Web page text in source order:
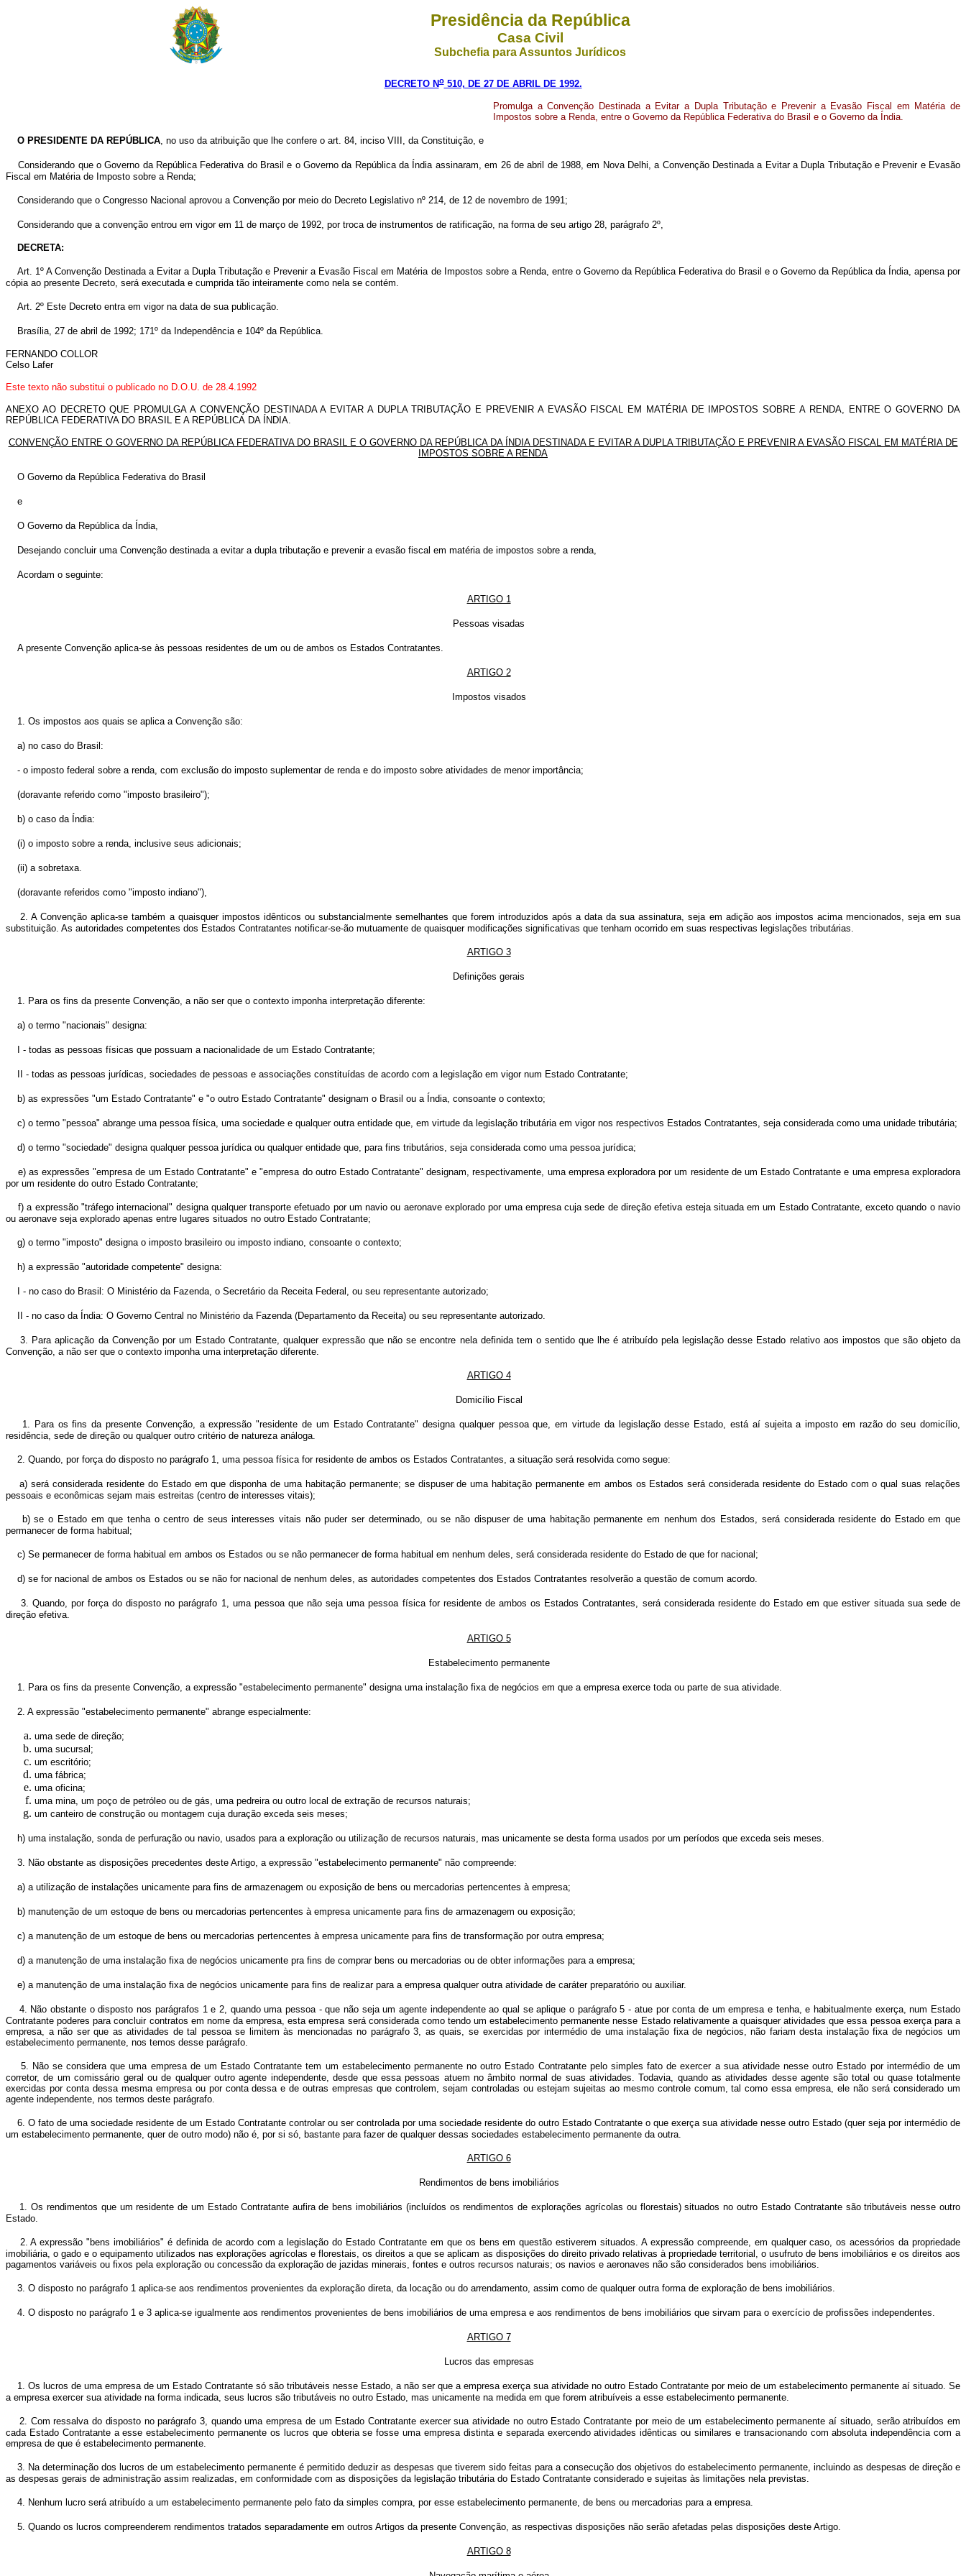
Presidência da República
Casa Civil
Subchefia para Assuntos Jurídicos
DECRETO No510, DE 27 DE ABRIL DE 1992.
Promulga a Convenção Destinada a Evitar a Dupla Tributação e Prevenir a Evasão Fiscal em Matéria de
Impostos sobre a Renda, entre o Governo da República Federativa do Brasil e o Governo da Índia.
O PRESIDENTE DA REPÚBLICA, no uso da atribuição que lhe confere o art. 84, inciso VIII, da Constituição, e
Considerando que o Governo da República Federativa do Brasil e o Governo da República da Índia assinaram, em 26 de abril de 1988, em Nova Delhi, a Convenção Destinada a Evitar a Dupla Tributação e Prevenir e Evasão
Fiscal em Matéria de Imposto sobre a Renda;
Considerando que o Congresso Nacional aprovou a Convenção por meio do Decreto Legislativo nº 214, de 12 de novembro de 1991;
Considerando que a convenção entrou em vigor em 11 de março de 1992, por troca de instrumentos de ratificação, na forma de seu artigo 28, parágrafo 2º,
DECRETA:
Art. 1º A Convenção Destinada a Evitar a Dupla Tributação e Prevenir a Evasão Fiscal em Matéria de Impostos sobre a Renda, entre o Governo da República Federativa do Brasil e o Governo da República da Índia, apensa por
cópia ao presente Decreto, será executada e cumprida tão inteiramente como nela se contém.
Art. 2º Este Decreto entra em vigor na data de sua publicação.
Brasília, 27 de abril de 1992; 171º da Independência e 104º da República.
FERNANDO COLLOR
Celso Lafer
Este texto não substitui o publicado no D.O.U. de 28.4.1992
ANEXO AO DECRETO QUE PROMULGA A CONVENÇÃO DESTINADA A EVITAR A DUPLA TRIBUTAÇÃO E PREVENIR A EVASÃO FISCAL EM MATÉRIA DE IMPOSTOS SOBRE A RENDA, ENTRE O GOVERNO DA
REPÚBLICA FEDERATIVA DO BRASIL E A REPÚBLICA DA ÍNDIA.
CONVENÇÃO ENTRE O GOVERNO DA REPÚBLICA FEDERATIVA DO BRASIL E O GOVERNO DA REPÚBLICA DA ÍNDIA DESTINADA E EVITAR A DUPLA TRIBUTAÇÃO E PREVENIR A EVASÃO FISCAL EM MATÉRIA DE
IMPOSTOS SOBRE A RENDA
O Governo da República Federativa do Brasil
e
O Governo da República da Índia,
Desejando concluir uma Convenção destinada a evitar a dupla tributação e prevenir a evasão fiscal em matéria de impostos sobre a renda,
Acordam o seguinte:
ARTIGO 1
Pessoas visadas
A presente Convenção aplica-se às pessoas residentes de um ou de ambos os Estados Contratantes.
ARTIGO 2
Impostos visados
1. Os impostos aos quais se aplica a Convenção são:
a) no caso do Brasil:
- o imposto federal sobre a renda, com exclusão do imposto suplementar de renda e do imposto sobre atividades de menor importância;
(doravante referido como "imposto brasileiro");
b) o caso da Índia:
(i) o imposto sobre a renda, inclusive seus adicionais;
(ii) a sobretaxa.
(doravante referidos como "imposto indiano"),
2. A Convenção aplica-se também a quaisquer impostos idênticos ou substancialmente semelhantes que forem introduzidos após a data da sua assinatura, seja em adição aos impostos acima mencionados, seja em sua
substituição. As autoridades competentes dos Estados Contratantes notificar-se-ão mutuamente de quaisquer modificações significativas que tenham ocorrido em suas respectivas legislações tributárias.
ARTIGO 3
Definições gerais
1. Para os fins da presente Convenção, a não ser que o contexto imponha interpretação diferente:
a) o termo "nacionais" designa:
I - todas as pessoas físicas que possuam a nacionalidade de um Estado Contratante;
II - todas as pessoas jurídicas, sociedades de pessoas e associações constituídas de acordo com a legislação em vigor num Estado Contratante;
b) as expressões "um Estado Contratante" e "o outro Estado Contratante" designam o Brasil ou a Índia, consoante o contexto;
c) o termo "pessoa" abrange uma pessoa física, uma sociedade e qualquer outra entidade que, em virtude da legislação tributária em vigor nos respectivos Estados Contratantes, seja considerada como uma unidade tributária;
d) o termo "sociedade" designa qualquer pessoa jurídica ou qualquer entidade que, para fins tributários, seja considerada como uma pessoa jurídica;
e) as expressões "empresa de um Estado Contratante" e "empresa do outro Estado Contratante" designam, respectivamente, uma empresa exploradora por um residente de um Estado Contratante e uma empresa exploradora
por um residente do outro Estado Contratante;
f) a expressão "tráfego internacional" designa qualquer transporte efetuado por um navio ou aeronave explorado por uma empresa cuja sede de direção efetiva esteja situada em um Estado Contratante, exceto quando o navio
ou aeronave seja explorado apenas entre lugares situados no outro Estado Contratante;
g) o termo "imposto" designa o imposto brasileiro ou imposto indiano, consoante o contexto;
h) a expressão "autoridade competente" designa:
I - no caso do Brasil: O Ministério da Fazenda, o Secretário da Receita Federal, ou seu representante autorizado;
II - no caso da Índia: O Governo Central no Ministério da Fazenda (Departamento da Receita) ou seu representante autorizado.
3. Para aplicação da Convenção por um Estado Contratante, qualquer expressão que não se encontre nela definida tem o sentido que lhe é atribuído pela legislação desse Estado relativo aos impostos que são objeto da
Convenção, a não ser que o contexto imponha uma interpretação diferente.
ARTIGO 4
Domicílio Fiscal
1. Para os fins da presente Convenção, a expressão "residente de um Estado Contratante" designa qualquer pessoa que, em virtude da legislação desse Estado, está aí sujeita a imposto em razão do seu domicílio,
residência, sede de direção ou qualquer outro critério de natureza análoga.
2. Quando, por força do disposto no parágrafo 1, uma pessoa física for residente de ambos os Estados Contratantes, a situação será resolvida como segue:
a) será considerada residente do Estado em que disponha de uma habitação permanente; se dispuser de uma habitação permanente em ambos os Estados será considerada residente do Estado com o qual suas relações
pessoais e econômicas sejam mais estreitas (centro de interesses vitais);
b) se o Estado em que tenha o centro de seus interesses vitais não puder ser determinado, ou se não dispuser de uma habitação permanente em nenhum dos Estados, será considerada residente do Estado em que
permanecer de forma habitual;
c) Se permanecer de forma habitual em ambos os Estados ou se não permanecer de forma habitual em nenhum deles, será considerada residente do Estado de que for nacional;
d) se for nacional de ambos os Estados ou se não for nacional de nenhum deles, as autoridades competentes dos Estados Contratantes resolverão a questão de comum acordo.
3. Quando, por força do disposto no parágrafo 1, uma pessoa que não seja uma pessoa física for residente de ambos os Estados Contratantes, será considerada residente do Estado em que estiver situada sua sede de
direção efetiva.
ARTIGO 5
Estabelecimento permanente
1. Para os fins da presente Convenção, a expressão "estabelecimento permanente" designa uma instalação fixa de negócios em que a empresa exerce toda ou parte de sua atividade.
2. A expressão "estabelecimento permanente" abrange especialmente:
uma sede de direção;
uma sucursal;
um escritório;
uma fábrica;
uma oficina;
uma mina, um poço de petróleo ou de gás, uma pedreira ou outro local de extração de recursos naturais;
um canteiro de construção ou montagem cuja duração exceda seis meses;
h) uma instalação, sonda de perfuração ou navio, usados para a exploração ou utilização de recursos naturais, mas unicamente se desta forma usados por um períodos que exceda seis meses.
3. Não obstante as disposições precedentes deste Artigo, a expressão "estabelecimento permanente" não compreende:
a) a utilização de instalações unicamente para fins de armazenagem ou exposição de bens ou mercadorias pertencentes à empresa;
b) manutenção de um estoque de bens ou mercadorias pertencentes à empresa unicamente para fins de armazenagem ou exposição;
c) a manutenção de um estoque de bens ou mercadorias pertencentes à empresa unicamente para fins de transformação por outra empresa;
d) a manutenção de uma instalação fixa de negócios unicamente pra fins de comprar bens ou mercadorias ou de obter informações para a empresa;
e) a manutenção de uma instalação fixa de negócios unicamente para fins de realizar para a empresa qualquer outra atividade de caráter preparatório ou auxiliar.
4. Não obstante o disposto nos parágrafos 1 e 2, quando uma pessoa - que não seja um agente independente ao qual se aplique o parágrafo 5 - atue por conta de um empresa e tenha, e habitualmente exerça, num Estado
Contratante poderes para concluir contratos em nome da empresa, esta empresa será considerada como tendo um estabelecimento permanente nesse Estado relativamente a quaisquer atividades que essa pessoa exerça para a
empresa, a não ser que as atividades de tal pessoa se limitem às mencionadas no parágrafo 3, as quais, se exercidas por intermédio de uma instalação fixa de negócios, não fariam desta instalação fixa de negócios um
estabelecimento permanente, nos temos desse parágrafo.
5. Não se considera que uma empresa de um Estado Contratante tem um estabelecimento permanente no outro Estado Contratante pelo simples fato de exercer a sua atividade nesse outro Estado por intermédio de um
corretor, de um comissário geral ou de qualquer outro agente independente, desde que essa pessoas atuem no âmbito normal de suas atividades. Todavia, quando as atividades desse agente são total ou quase totalmente
exercidas por conta dessa mesma empresa ou por conta dessa e de outras empresas que controlem, sejam controladas ou estejam sujeitas ao mesmo controle comum, tal como essa empresa, ele não será considerado um
agente independente, nos termos deste parágrafo.
6. O fato de uma sociedade residente de um Estado Contratante controlar ou ser controlada por uma sociedade residente do outro Estado Contratante o que exerça sua atividade nesse outro Estado (quer seja por intermédio de
um estabelecimento permanente, quer de outro modo) não é, por si só, bastante para fazer de qualquer dessas sociedades estabelecimento permanente da outra.
ARTIGO 6
Rendimentos de bens imobiliários
1. Os rendimentos que um residente de um Estado Contratante aufira de bens imobiliários (incluídos os rendimentos de explorações agrícolas ou florestais) situados no outro Estado Contratante são tributáveis nesse outro
Estado.
2. A expressão "bens imobiliários" é definida de acordo com a legislação do Estado Contratante em que os bens em questão estiverem situados. A expressão compreende, em qualquer caso, os acessórios da propriedade
imobiliária, o gado e o equipamento utilizados nas explorações agrícolas e florestais, os direitos a que se aplicam as disposições do direito privado relativas à propriedade territorial, o usufruto de bens imobiliários e os direitos aos
pagamentos variáveis ou fixos pela exploração ou concessão da exploração de jazidas minerais, fontes e outros recursos naturais; os navios e aeronaves não são considerados bens imobiliários.
3. O disposto no parágrafo 1 aplica-se aos rendimentos provenientes da exploração direta, da locação ou do arrendamento, assim como de qualquer outra forma de exploração de bens imobiliários.
4. O disposto no parágrafo 1 e 3 aplica-se igualmente aos rendimentos provenientes de bens imobiliários de uma empresa e aos rendimentos de bens imobiliários que sirvam para o exercício de profissões independentes.
ARTIGO 7
Lucros das empresas
1. Os lucros de uma empresa de um Estado Contratante só são tributáveis nesse Estado, a não ser que a empresa exerça sua atividade no outro Estado Contratante por meio de um estabelecimento permanente aí situado. Se
a empresa exercer sua atividade na forma indicada, seus lucros são tributáveis no outro Estado, mas unicamente na medida em que forem atribuíveis a esse estabelecimento permanente.
2. Com ressalva do disposto no parágrafo 3, quando uma empresa de um Estado Contratante exercer sua atividade no outro Estado Contratante por meio de um estabelecimento permanente aí situado, serão atribuídos em
cada Estado Contratante a esse estabelecimento permanente os lucros que obteria se fosse uma empresa distinta e separada exercendo atividades idênticas ou similares e transacionando com absoluta independência com a
empresa de que é estabelecimento permanente.
3. Na determinação dos lucros de um estabelecimento permanente é permitido deduzir as despesas que tiverem sido feitas para a consecução dos objetivos do estabelecimento permanente, incluindo as despesas de direção e
as despesas gerais de administração assim realizadas, em conformidade com as disposições da legislação tributária do Estado Contratante considerado e sujeitas às limitações nela previstas.
4. Nenhum lucro será atribuído a um estabelecimento permanente pelo fato da simples compra, por esse estabelecimento permanente, de bens ou mercadorias para a empresa.
5. Quando os lucros compreenderem rendimentos tratados separadamente em outros Artigos da presente Convenção, as respectivas disposições não serão afetadas pelas disposições deste Artigo.
ARTIGO 8